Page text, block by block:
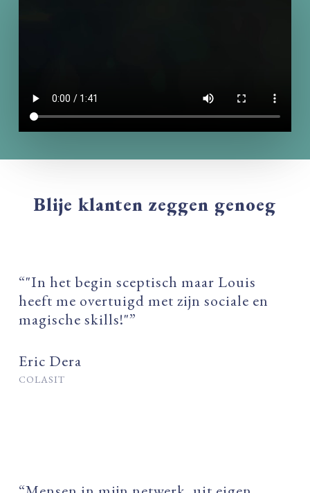
Blije klanten zeggen genoeg
“"In het begin sceptisch maar Louis
heeft me overtuigd met zijn sociale en
magische skills!"”
Eric Dera
COLASIT